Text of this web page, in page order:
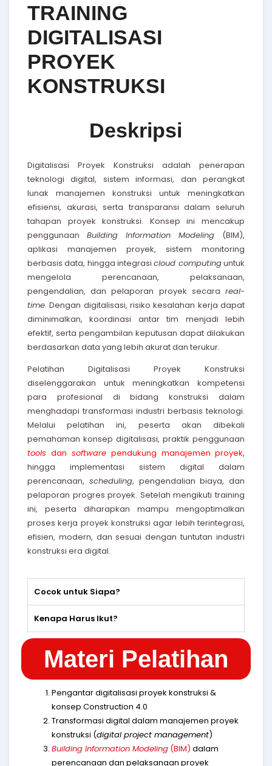
TRAINING
DIGITALISASI
PROYEK
KONSTRUKSI
Deskripsi
Digitalisasi Proyek Konstruksi adalah penerapan
teknologi digital, sistem informasi, dan perangkat
lunak manajemen konstruksi untuk meningkatkan
efisiensi, akurasi, serta transparansi dalam seluruh
tahapan proyek konstruksi. Konsep ini mencakup
penggunaan Building Information Modeling (BIM),
aplikasi manajemen proyek, sistem monitoring
berbasis data, hingga integrasicloud computinguntuk
mengelola perencanaan, pelaksanaan,
pengendalian, dan pelaporan proyek secara real-
time. Dengan digitalisasi, risiko kesalahan kerja dapat
diminimalkan, koordinasi antar tim menjadi lebih
efektif, serta pengambilan keputusan dapat dilakukan
berdasarkan data yang lebih akurat dan terukur.
Pelatihan Digitalisasi Proyek Konstruksi
diselenggarakan untuk meningkatkan kompetensi
para profesional di bidang konstruksi dalam
menghadapi transformasi industri berbasis teknologi.
Melalui pelatihan ini, peserta akan dibekali
pemahaman konsep digitalisasi, praktik penggunaan
toolsdan softwarependukung manajemen proyek,
hingga implementasi sistem digital dalam
perencanaan, scheduling, pengendalian biaya, dan
pelaporan progres proyek. Setelah mengikuti training
ini, peserta diharapkan mampu mengoptimalkan
proses kerja proyek konstruksi agar lebih terintegrasi,
efisien, modern, dan sesuai dengan tuntutan industri
konstruksi era digital.
Cocok untuk Siapa?
Kenapa Harus Ikut?
Materi Pelatihan
Pengantar digitalisasi proyek konstruksi &
konsep Construction 4.0
Transformasi digital dalam manajemen proyek
konstruksi (digital project management)
Building Information Modeling (BIM) dalam
perencanaan dan pelaksanaan proyek